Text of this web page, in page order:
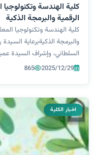
كلية الهندسة
الرقمية والبرمجة الذكية
كلية الهندسة وتكنولوجيا
والبرمجة الذكيةبرعاية
السلطاني، وإشراف السيدة
أ.د. غيداء الملا، وبالتعاون
2025/12/29
865
اخبار الكلية